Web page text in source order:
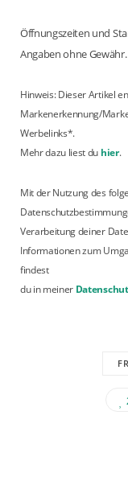
Öffnungszeiten und
Angaben ohne Gewähr.
Hinweis: Dieser Artikel
Markenerkennung/
Werbelinks*.
Mehr dazu liest du hier.
Mit der Nutzung des
Verarbeitung deiner
Informationen zum
findest
du in meiner